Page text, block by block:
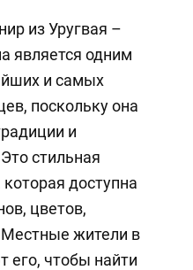
из Уругвая –
является одним
и самых
поскольку она
и
стильная
доступна
цветов,
жители в
его, чтобы найти